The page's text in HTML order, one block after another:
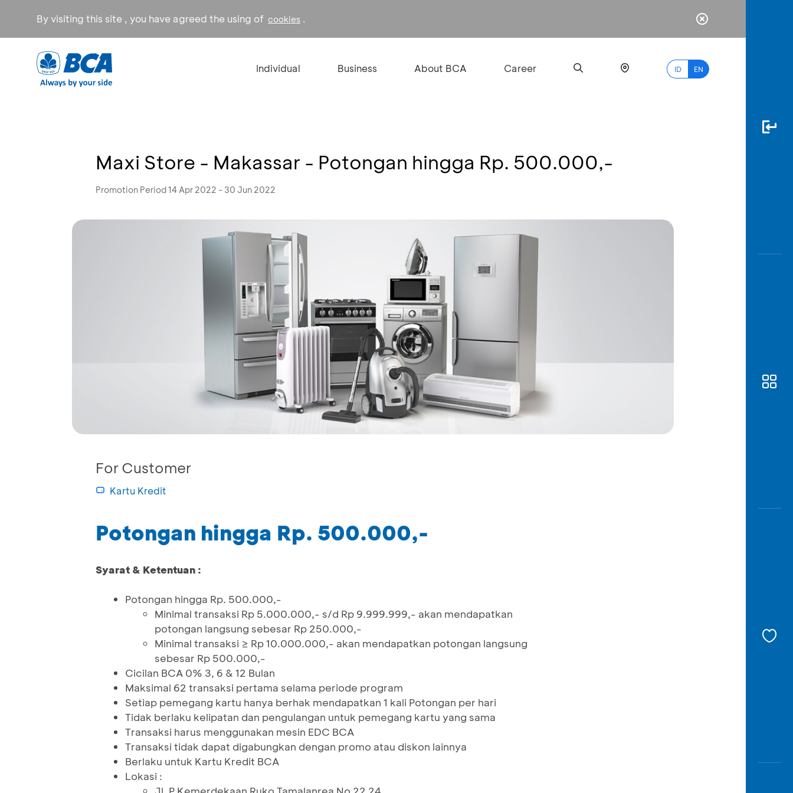
By visiting this site , you have agreed the using of cookies .
Individual Business About BCA Career ID EN
Maxi Store - Makassar - Potongan hingga Rp. 500.000,-
Promotion Period 14 Apr 2022 - 30 Jun 2022
For Customer
Kartu Kredit
Potongan hingga Rp. 500.000,-
Syarat & Ketentuan :
Potongan hingga Rp. 500.000,-
Minimal transaksi Rp 5.000.000,- s/d Rp 9.999.999,- akan mendapatkan
potongan langsung sebesar Rp 250.000,-
Minimal transaksi ≥ Rp 10.000.000,- akan mendapatkan potongan langsung
sebesar Rp 500.000,-
Cicilan BCA 0% 3, 6 & 12 Bulan
Maksimal 62 transaksi pertama selama periode program
Setiap pemegang kartu hanya berhak mendapatkan 1 kali Potongan per hari
Tidak berlaku kelipatan dan pengulangan untuk pemegang kartu yang sama
Transaksi harus menggunakan mesin EDC BCA
Transaksi tidak dapat digabungkan dengan promo atau diskon lainnya
Berlaku untuk Kartu Kredit BCA
Lokasi :